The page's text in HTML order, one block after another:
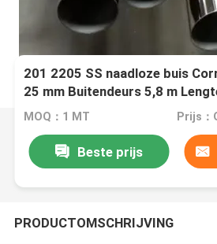
201 2205 SS naadloze buis
25 mm Buitendeurs 5,8 m
MOQ：1 MT Prijs
Beste prijs
PRODUCTOMSCHRIJVING